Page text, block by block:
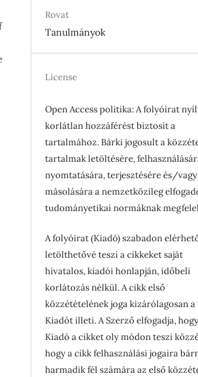
Rovat
Tanulmányok
License
Open Access politika: A folyóirat
korlátlan hozzáférést biztosít a
tartalmához. Bárki jogosult a
tartalmak letöltésére,
nyomtatására, terjesztésére és/vagy
másolására a nemzetközileg
tudományetikai normáknak
A folyóirat (Kiadó) szabadon
letölthetővé teszi a cikkeket saját
hivatalos, kiadói honlapján, időbeli
korlátozás nélkül. A cikk első
közzétételének joga kizárólagosan a
Kiadót illeti. A Szerző elfogadja,
Kiadó a cikket oly módon teszi
hogy a cikk felhasználási jogaira
harmadik fél számára az első